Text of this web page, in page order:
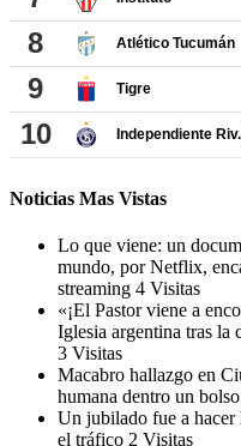
Noticias Mas Vistas
Lo que viene: un
mundo, por Netflix,
streaming 4 Visitas
«¡El Pastor viene a
Iglesia argentina tras
3 Visitas
Macabro hallazgo en
humana dentro un
Un jubilado fue a hacer
el tráfico 2 Visitas